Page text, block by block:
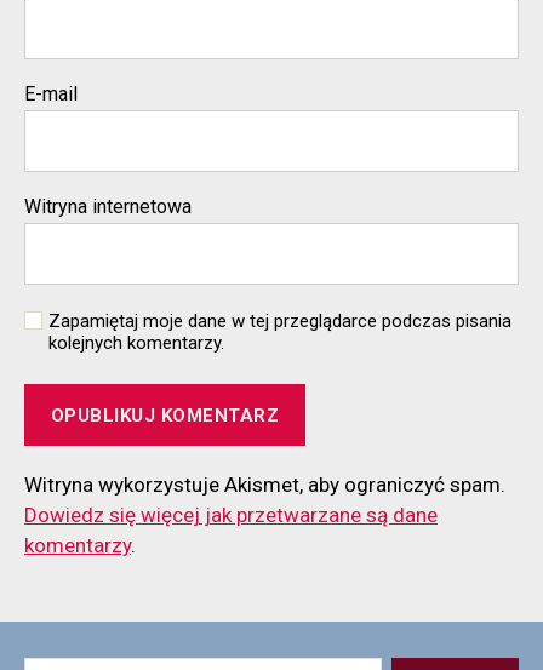
E-mail
Witryna internetowa
Zapamiętaj moje dane w tej przeglądarce podczas pisania
kolejnych komentarzy.
Witryna wykorzystuje Akismet, aby ograniczyć spam.
Dowiedz się więcej jak przetwarzane są dane
komentarzy.